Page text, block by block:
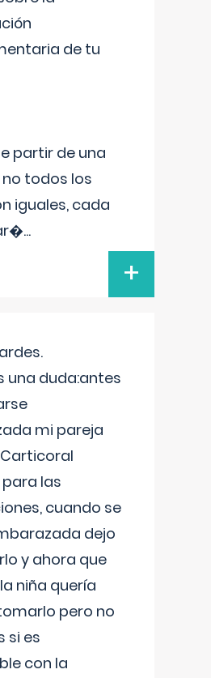
de tu
partir de una
todos los
iguales, cada
...
+
una duda:antes
mi pareja
las
cuando se
dejo
y ahora que
niña quería
pero no
si es
con la